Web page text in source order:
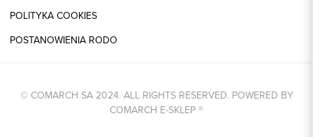
POLITYKA COOKIES
POSTANOWIENIA RODO
© COMARCH SA 2024. ALL RIGHTS RESERVED. POWERED BY
COMARCH E-SKLEP®